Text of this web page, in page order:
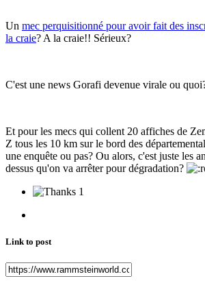
Un mec perquisitionné pour avoir fait des
la craie? A la craie!! Sérieux?
C'est une news Gorafi devenue virale ou
Et pour les mecs qui collent 20 affiches de
Z tous les 10 km sur le bord des
une enquête ou pas? Ou alors, c'est juste les
dessus qu'on va arrêter pour dégradation?
1
Link to post